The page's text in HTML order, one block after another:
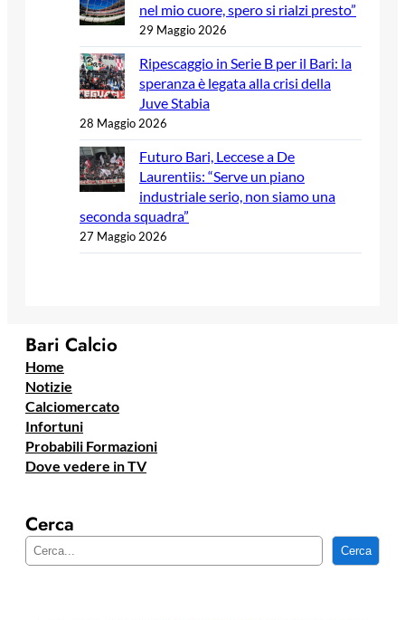
nel mio cuore, spero si rialzi presto”
29 Maggio 2026
Ripescaggio in Serie B per il Bari: la
speranza è legata alla crisi della
Juve Stabia
28 Maggio 2026
Futuro Bari, Leccese a De
Laurentiis: “Serve un piano
industriale serio, non siamo una
seconda squadra”
27 Maggio 2026
Bari Calcio
Home
Notizie
Calciomercato
Infortuni
Probabili Formazioni
Dove vedere in TV
Cerca
e
Cerca